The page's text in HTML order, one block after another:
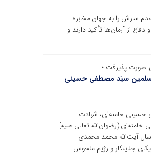
سازش را به جهان مخابره
از آرمان‌ها تأکید دارند و
صورت پذیرفت ؛
سیّد مصطفی حسینی
حسینی خامنه‌ای، شهادت
(رضوان‌الله تعالی علیه)
آیت‌الله محمد محمدی
جنایتکار و رژیم منحوس